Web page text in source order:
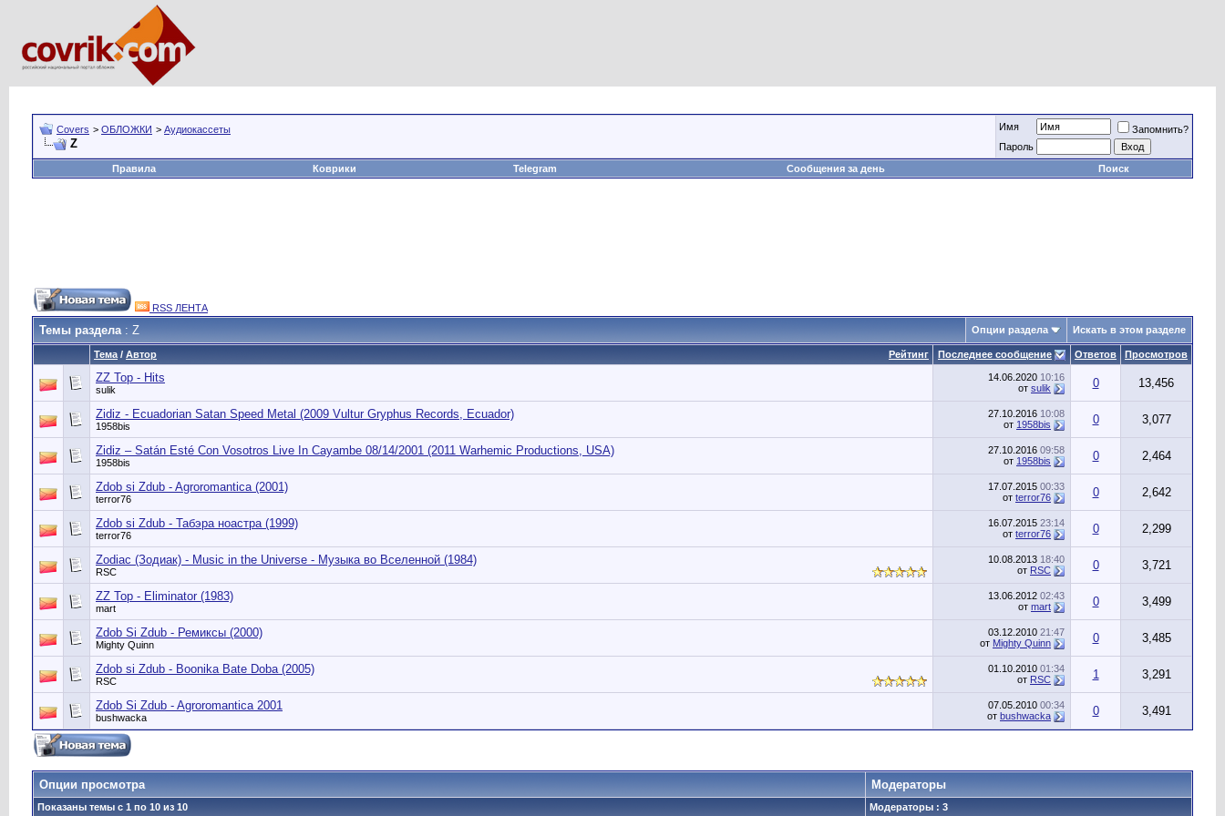
Covers > ОБЛОЖКИ > Аудиокассеты
Z
Имя
Запомнить?
Пароль
Правила
Коврики Telegram Сообщения за день Поиск
RSS ЛЕНТА
Темы раздела: Z Опции раздела Искать в этом разделе
Рейтинг
Тема / Автор Последнее сообщение Ответов Просмотров
ZZ Top - Hits
sulik
14.06.2020 10:16
от sulik 0 13,456
Zidiz - Ecuadorian Satan Speed Metal (2009 Vultur Gryphus Records, Ecuador)
1958bis
27.10.2016 10:08
от 1958bis 0 3,077
Zidiz ‎– Satán Esté Con Vosotros Live In Cayambe 08/14/2001 (2011 Warhemic Productions, USA)
1958bis
27.10.2016 09:58
от 1958bis 0 2,464
Zdob si Zdub - Agroromantica (2001)
terror76
17.07.2015 00:33
от terror76 0 2,642
Zdob si Zdub - Табэра ноастра (1999)
terror76
16.07.2015 23:14
от terror76 0 2,299
Zodiac (Зодиак) - Music in the Universe - Музыка во Вселенной (1984)
RSC
10.08.2013 18:40
от RSC 0 3,721
ZZ Top - Eliminator (1983)
mart
13.06.2012 02:43
от mart 0 3,499
Zdob Si Zdub - Ремиксы (2000)
Mighty Quinn
03.12.2010 21:47
от Mighty Quinn 0 3,485
Zdob si Zdub - Boonika Bate Doba (2005)
RSC
01.10.2010 01:34
от RSC 1 3,291
Zdob Si Zdub - Agroromantica 2001
bushwacka
07.05.2010 00:34
от bushwacka 0 3,491
Опции просмотра Модераторы
Показаны темы с 1 по 10 из 10 Модераторы : 3